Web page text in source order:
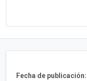
Fecha de publicación: